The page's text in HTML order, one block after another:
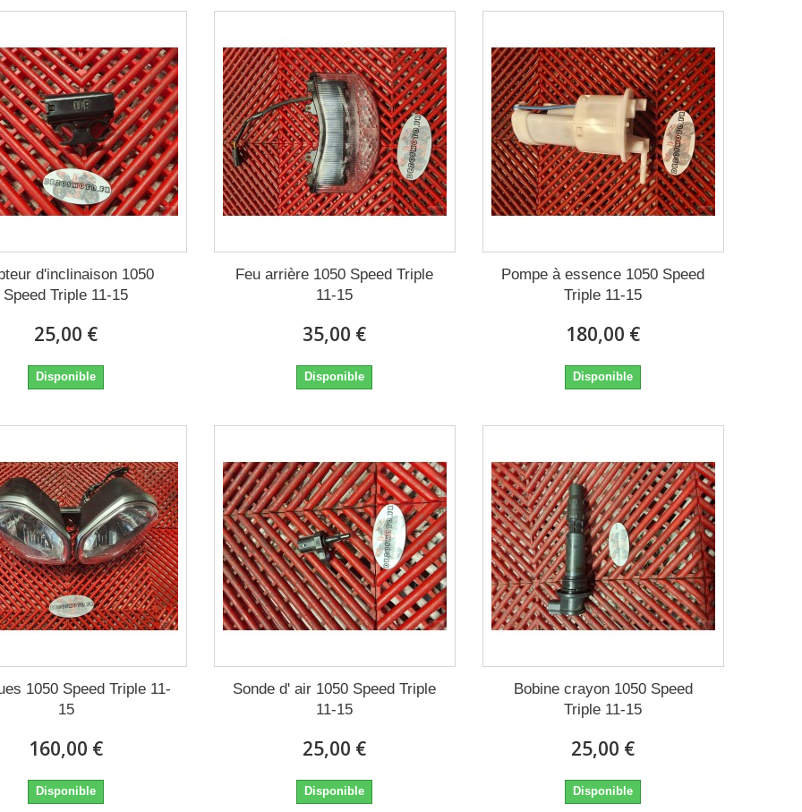
d'inclinaison 1050
Speed Triple 11-15
25,00 €
Disponible
Feu arrière 1050 Speed Triple
11-15
35,00 €
Disponible
Pompe à essence 1050 Speed
Triple 11-15
180,00 €
Disponible
1050 Speed Triple 11-
15
160,00 €
Disponible
Sonde d' air 1050 Speed Triple
11-15
25,00 €
Disponible
Bobine crayon 1050 Speed
Triple 11-15
25,00 €
Disponible